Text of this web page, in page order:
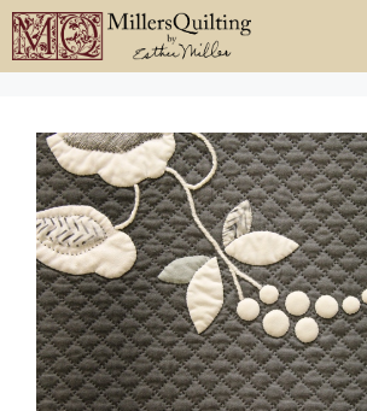
Zum
Inhalt
springen